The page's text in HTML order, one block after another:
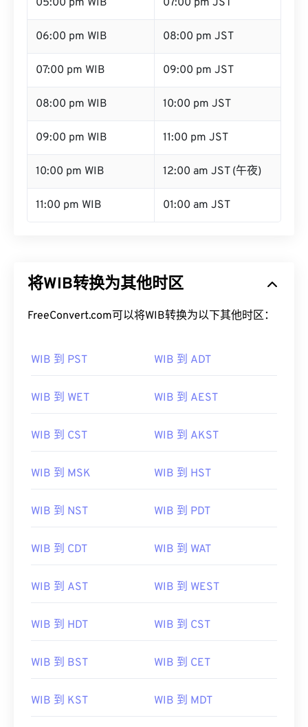
05:00 pm WIB 07:00 pm JST
06:00 pm WIB 08:00 pm JST
07:00 pm WIB 09:00 pm JST
08:00 pm WIB 10:00 pm JST
09:00 pm WIB 11:00 pm JST
10:00 pm WIB 12:00 am JST (午夜)
11:00 pm WIB 01:00 am JST
将WIB转换为其他时区
FreeConvert.com可以将WIB转换为以下其他时区：
WIB 到 PST WIB 到 ADT
WIB 到 WET WIB 到 AEST
WIB 到 CST WIB 到 AKST
WIB 到 MSK WIB 到 HST
WIB 到 NST WIB 到 PDT
WIB 到 CDT WIB 到 WAT
WIB 到 AST WIB 到 WEST
WIB 到 HDT WIB 到 CST
WIB 到 BST WIB 到 CET
WIB 到 KST WIB 到 MDT